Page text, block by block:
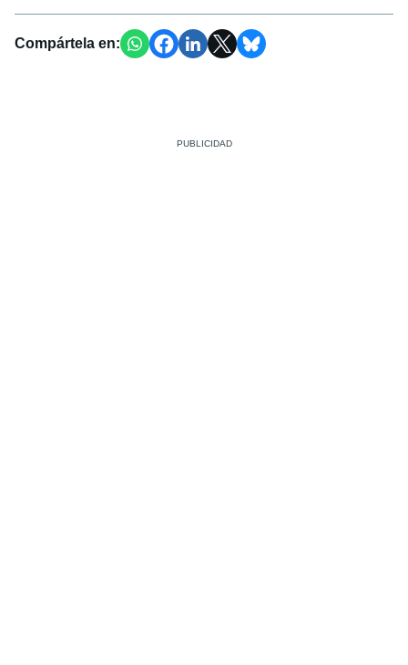
Compártela en: